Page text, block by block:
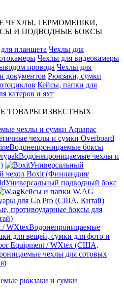
ЧЕХЛЫ, ГЕРМОМЕШКИ,
И ПОДВОДНЫЕ БОКСЫ
планшета Чехлы для
Чехлы для видеокамеры
провода Чехлы для
документов Рюкзаки, сумки
Кейсы, папки для
катеров и яхт
ТОВАРЫ ИЗВЕСТНЫХ
чехлы и сумки Aquapac
чехлы и сумки Overboard
Водонепроницаемые боксы
Водонепроницаемые чехлы и
Универсальный
чехол Boxit (Финляндия/
Универсальный подводный бокс
Кейсы и папки W.AG
для Go Pro (США, Китай)
противоударные боксы для
Водонепроницаемые
для вещей, сумки для фото и
Equipment / WXtex (США,
чехлы для сотовых
рюкзаки и сумки